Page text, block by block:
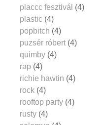
placcc fesztivál (4)
plastic (4)
popbitch (4)
puzsér róbert (4)
quimby (4)
rap (4)
richie hawtin (4)
rock (4)
rooftop party (4)
rusty (4)